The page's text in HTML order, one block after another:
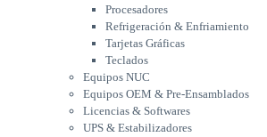
Equipos OEM & Pre-Ensamblados
Licencias & Softwares
UPS & Estabilizadores
Insumos
Cajas de mantenimiento
Ribbons
Tintas
Tóners
Procesadores
Refrigeración & Enfriamiento
Tarjetas Gráficas
Teclados
Equipos NUC
Equipos OEM & Pre-Ensamblados
Licencias & Softwares
UPS & Estabilizadores